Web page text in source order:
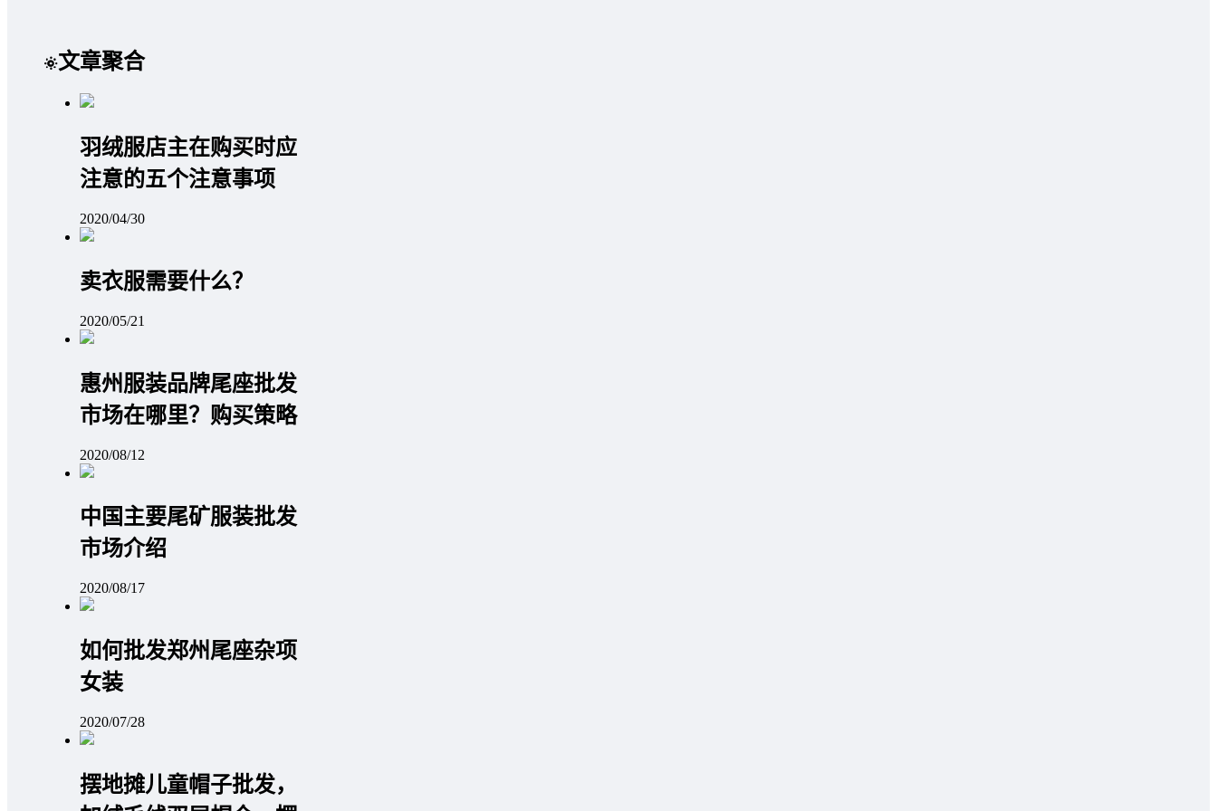
文章聚合
羽绒服店主在购买时应
注意的五个注意事项
2020/04/30
卖衣服需要什么？
2020/05/21
惠州服装品牌尾座批发
市场在哪里？购买策略
2020/08/12
中国主要尾矿服装批发
市场介绍
2020/08/17
如何批发郑州尾座杂项
女装
2020/07/28
摆地摊儿童帽子批发，